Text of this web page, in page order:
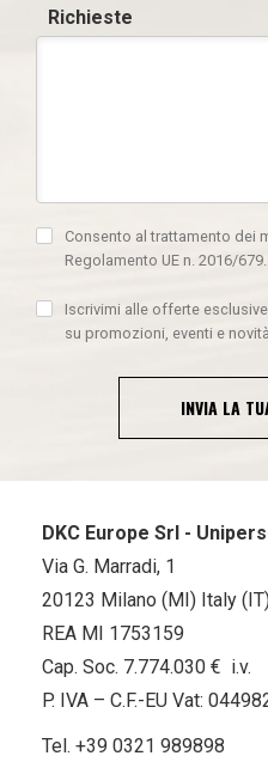
Richieste
Consento al trattamento dei
Regolamento UE n. 2016/679.
Iscrivimi alle offerte
su promozioni, eventi e novità
INVIA LA
DKC Europe Srl -
Via G. Marradi, 1
20123 Milano (MI) Italy
REA MI 1753159
Cap. Soc. 7.774.030 € i.v.
P. IVA – C.F.-EU Vat:
Tel. +39 0321 989898